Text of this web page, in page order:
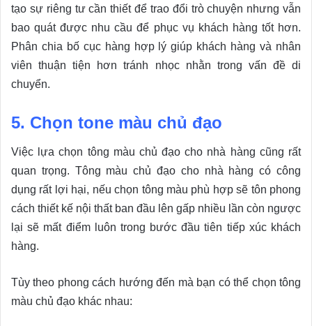
tạo sự riêng tư cần thiết để trao đổi trò chuyện nhưng vẫn
bao quát được nhu cầu để phục vụ khách hàng tốt hơn.
Phân chia bố cục hàng hợp lý giúp khách hàng và nhân
viên thuận tiện hơn tránh nhọc nhằn trong vấn đề di
chuyển.
5. Chọn tone màu chủ đạo
Việc lựa chọn tông màu chủ đạo cho nhà hàng cũng rất
quan trọng. Tông màu chủ đạo cho nhà hàng có công
dụng rất lợi hại, nếu chọn tông màu phù hợp sẽ tôn phong
cách thiết kế nội thất ban đầu lên gấp nhiều lần còn ngược
lại sẽ mất điểm luôn trong bước đầu tiên tiếp xúc khách
hàng.
Tùy theo phong cách hướng đến mà bạn có thể chọn tông
màu chủ đạo khác nhau: